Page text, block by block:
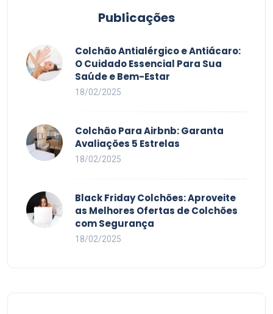
Publicações
Colchão Antialérgico e Antiácaro:
O Cuidado Essencial Para Sua
Saúde e Bem-Estar
18/02/2025
Colchão Para Airbnb: Garanta
Avaliações 5 Estrelas
18/02/2025
Black Friday Colchões: Aproveite
as Melhores Ofertas de Colchões
com Segurança
18/02/2025